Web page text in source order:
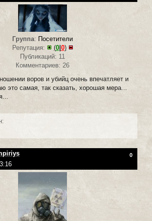
Группа: Посетители
Репутация:
(0| 0)
Публикаций: 11
Комментариев: 26
воров и убийц очень впечатляет и
это самая, так сказать, хорошая мера...
0